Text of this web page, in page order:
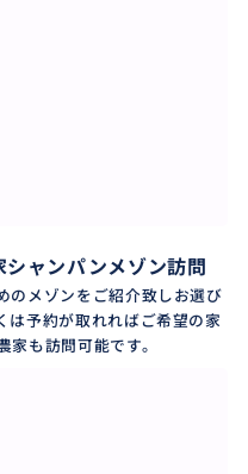
ャンパンメゾン訪問
のメゾンをご紹介致しお選び
は予約が取れればご希望の家
家も訪問可能です。